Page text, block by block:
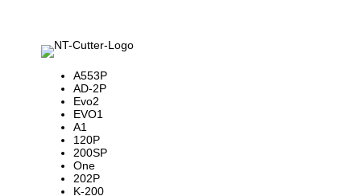
A553P
AD-2P
Evo2
EVO1
A1
120P
200SP
One
202P
K-200